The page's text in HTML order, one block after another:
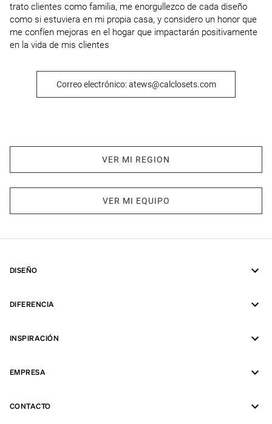
trato clientes como familia, me enorgullezco de cada diseño
como si estuviera en mi propia casa, y considero un honor que
me confíen mejoras en el hogar que impactarán positivamente
en la vida de mis clientes
Correo electrónico: atews@calclosets.com
VER MI REGION
VER MI EQUIPO
DISEÑO
DIFERENCIA
INSPIRACIÓN
EMPRESA
CONTACTO